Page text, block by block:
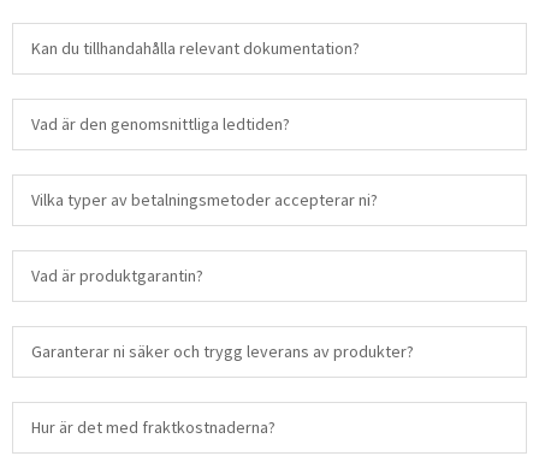
Kan du tillhandahålla relevant dokumentation?
Vad är den genomsnittliga ledtiden?
Vilka typer av betalningsmetoder accepterar ni?
Vad är produktgarantin?
Garanterar ni säker och trygg leverans av produkter?
Hur är det med fraktkostnaderna?